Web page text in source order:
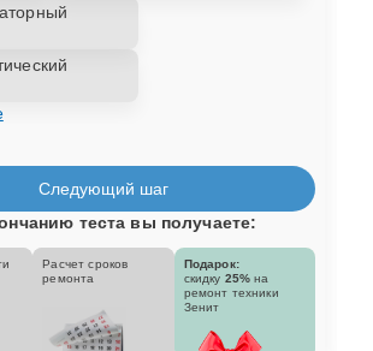
Следующий шаг
теста вы получаете:
Расчет сроков
ремонта
Подарок:
скидку 25% на
ремонт техники
Зенит